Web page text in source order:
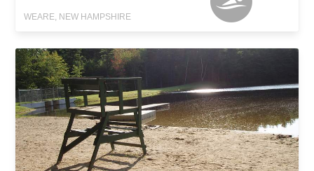
WEARE, NEW HAMPSHIRE